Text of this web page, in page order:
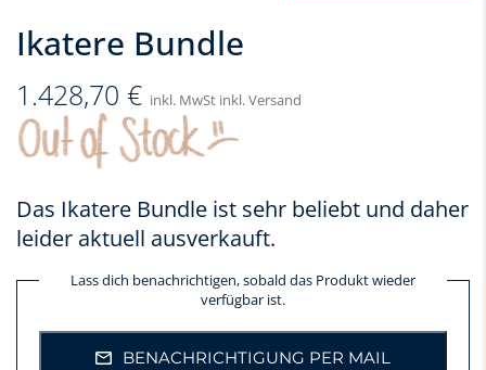
Ikatere Bundle
1.428,70 € inkl. MwSt inkl. Versand
Das Ikatere Bundle ist sehr beliebt und daher
leider aktuell ausverkauft.
Lass dich benachrichtigen, sobald das Produkt wieder
verfügbar ist.
BENACHRICHTIGUNG PER MAIL